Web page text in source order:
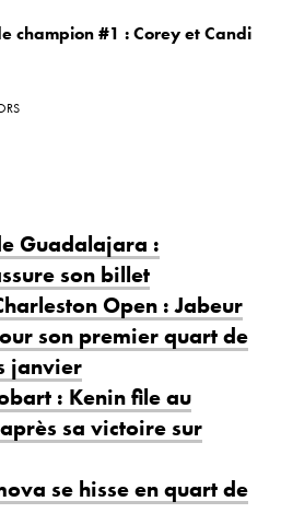
champion #1 : Corey et Candi
Guadalajara :
son billet
Open : Jabeur
son premier quart de
janvier
: Kenin file au
sa victoire sur
se hisse en quart de